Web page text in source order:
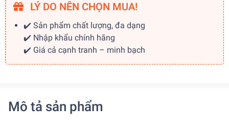
LÝ DO NÊN CHỌN MUA!
✔️ Sản phẩm chất lượng, đa dạng
✔️ Nhập khẩu chính hãng
✔️ Giá cả cạnh tranh – minh bạch
Mô tả sản phẩm